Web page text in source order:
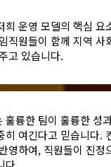
희 운영 모델의 핵심 요
직원들이 함께 지역
고 있습니다.
훌륭한 팀이 훌륭한 성
히 여긴다고 믿습니다.
영하여, 직원들이 진